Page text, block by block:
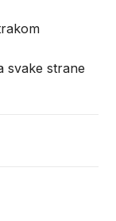
svake strane